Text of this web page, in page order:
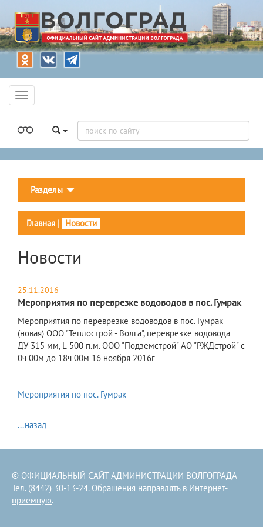
Разделы
Главная | Новости
Новости
25.11.2016
Мероприятия по переврезке водоводов в пос. Гумрак
Мероприятия по переврезке водоводов в пос. Гумрак
(новая) ООО "Теплострой - Волга", переврезке водовода
ДУ-315 мм, L-500 п.м. ООО "Подземстрой" АО "РЖДстрой" с
0ч 00м до 18ч 00м 16 ноября 2016г
Мероприятия по пос. Гумрак
...назад
© ОФИЦИАЛЬНЫЙ САЙТ АДМИНИСТРАЦИИ ВОЛГОГРАДА
Тел. (8442) 30-13-24. Обращения направлять в Интернет-
приемную.